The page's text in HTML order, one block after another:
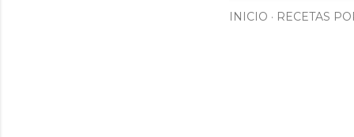
INICIO RECETAS